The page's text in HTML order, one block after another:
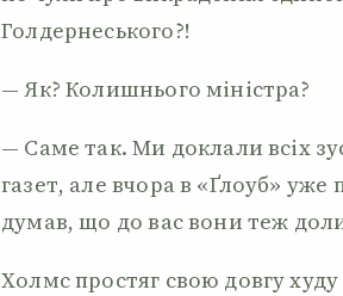
Голдернеського?!
— Як? Колишнього міністра?
— Саме так. Ми доклали всіх
газет, але вчора в «Ґлоуб»
думав, що до вас вони теж
Холмс простяг свою довгу